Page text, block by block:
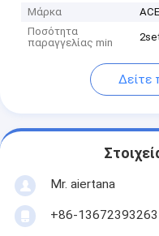
Μάρκα
Ποσότητα
παραγγελίας min
Δείτε
Mr. aiertana
+86-13672393263